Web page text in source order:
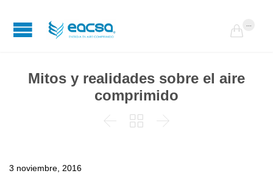

Mitos y realidades sobre el aire
comprimido
  
3 noviembre, 2016